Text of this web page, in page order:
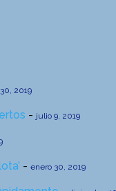
2019
- julio 9, 2019
- enero 30, 2019